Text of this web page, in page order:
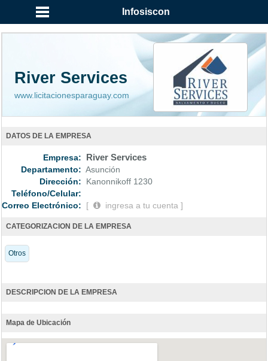
Infosiscon
River Services
www.licitacionesparaguay.com
DATOS DE LA EMPRESA
Empresa: River Services
Departamento: Asunción
Dirección: Kanonnikoff 1230
Teléfono/Celular:
Correo Electrónico:
[ ingresa a tu cuenta ]
CATEGORIZACION DE LA EMPRESA
Otros
DESCRIPCION DE LA EMPRESA
Mapa de Ubicación